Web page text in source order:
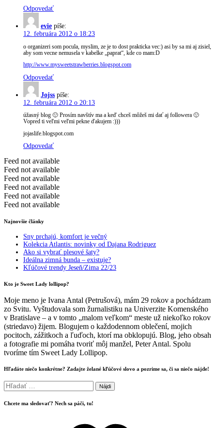
Odpovedať
evie píše:
12. februára 2012 o 18:23
o organizeri som pocula, myslim, ze je to dost prakticka vec:) asi by sa mi aj zisiel,
aby som vecne nemusela v kabelke „paprat“, kde co mam:D
http://www.mysweetstrawberries.blogspot.com
Odpovedať
Jojss píše:
12. februára 2012 o 20:13
úžasný blog 🙂 Prosím navštív ma a keď chceš môžeš mi dať aj followera 🙂
Vopred ti veľmi veľmi pekne ďakujem :)))
jojaslife.blogspot.com
Odpovedať
Feed not available
Feed not available
Feed not available
Feed not available
Feed not available
Feed not available
Najnovšie články
Sny prchajú, komfort je večný
Kolekcia Atlantis: novinky od Dajana Rodriguez
Ako si vybrať plesové šaty?
Ideálna zimná bunda – existuje?
Kľúčové trendy Jeseň/Zima 22/23
Kto je Sweet Lady lollipop?
Moje meno je Ivana Antal (Petrušová), mám 29 rokov a pochádzam
zo Svitu. Vyštudovala som žurnalistiku na Univerzite Komenského
v Bratislave – a v tomto „malom veľkom“ meste už niekoľko rokov
(striedavo) žijem. Blogujem o každodennom oblečení, mojich
pocitoch, zážitkoch a ľuďoch, ktorí ma obklopujú. Blog, jeho obsah
a fotografie mi pomáha tvoriť môj manžel, Peter Antal. Spolu
tvoríme tím Sweet Lady Lollipop.
Hľadáte niečo konkrétne? Zadajte želané kľúčové slovo a pozrime sa, či sa niečo nájde!
Hľadať:
Chcete ma sledovať? Nech sa páči, tu!